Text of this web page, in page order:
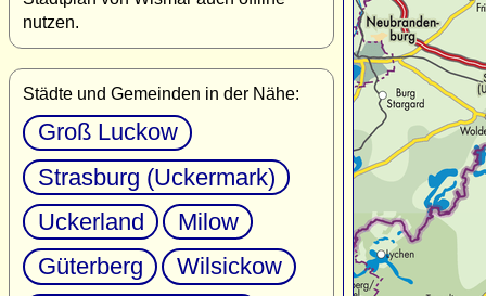
nutzen.
Städte und Gemeinden in der Nähe:
Groß Luckow
Strasburg (Uckermark)
Uckerland
Milow
Güterberg
Wilsickow